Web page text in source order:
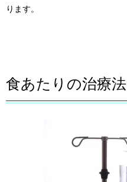
ります。
食あたりの治療法